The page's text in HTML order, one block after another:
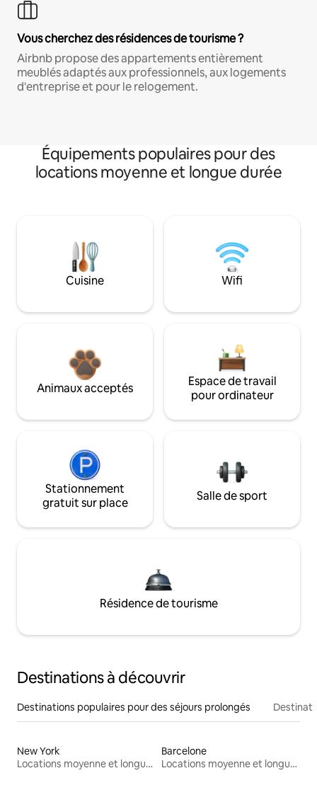
Vous cherchez des résidences de tourisme ?
Airbnb propose des appartements entièrement
meublés adaptés aux professionnels, aux logements
d'entreprise et pour le relogement.
Équipements populaires pour des
locations moyenne et longue durée
Cuisine Wifi
Animaux acceptés
Espace de travail
pour ordinateur
Stationnement
gratuit sur place
Salle de sport
Résidence de tourisme
Destinations à découvrir
Destinations populaires pour des séjours prolongés
New York
Locations moyenne et longue durée
Barcelone
Locations moyenne et longue durée